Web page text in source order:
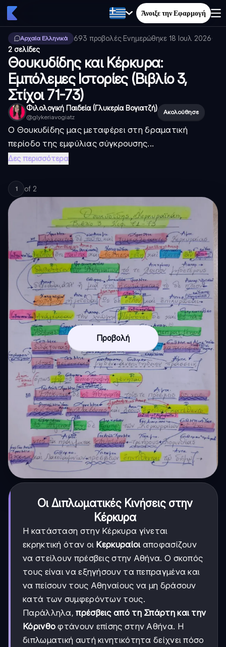
Άνοιξε την Εφαρμογή
Αρχαία Ελληνικά 693 προβολές·Ενημερώθηκε 18 Ιουλ 2026·
2 σελίδες
Θουκυδίδης και Κέρκυρα:
Εμπόλεμες Ιστορίες (Βιβλίο 3,
Στίχοι 71-73)
Φιλολογική Παιδεία (Γλυκερία Βογιατζή)
@glykeriavogiatz
Ακολούθησε
Ο Θουκυδίδης μας μεταφέρει στη δραματική
περίοδο της εμφύλιας σύγκρουσης...
Δες περισσότερα
1 of 2
Προβολή
Οι Διπλωματικές Κινήσεις στην
Κέρκυρα
Η κατάσταση στην Κέρκυρα γίνεται
εκρηκτική όταν οι Κερκυραίοι αποφασίζουν
να στείλουν πρέσβεις στην Αθήνα. Ο σκοπός
τους είναι να εξηγήσουν τα πεπραγμένα και
να πείσουν τους Αθηναίους να μη δράσουν
κατά των συμφερόντων τους.
Παράλληλα,πρέσβεις από τη Σπάρτη και την
Κόρινθο φτάνουν επίσης στην Αθήνα. Η
διπλωματική αυτή κινητικότητα δείχνει πόσο